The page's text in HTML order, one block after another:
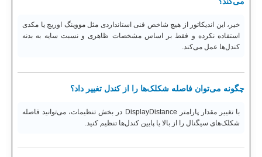
خیر، این اندیکاتور از هیچ شاخص فنی استانداردی مثل مووینگ اوریج یا مکدی
استفاده نکرده و فقط بر اساس مشخصات ظاهری و نسبت سایه به بدنه
کندل‌ها عمل می‌کند.
چگونه می‌توان فاصله شکلک‌ها را از کندل تغییر داد؟
با تغییر مقدار پارامتر DisplayDistance در بخش تنظیمات، می‌توانید فاصله
شکلک‌های سیگنال را از بالا یا پایین کندل‌ها تنظیم کنید.